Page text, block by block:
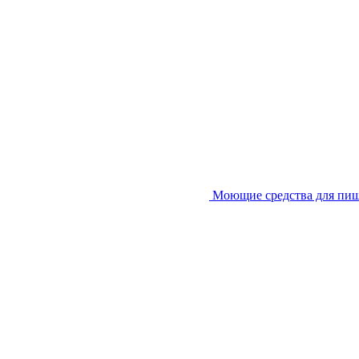
Моющие средства для